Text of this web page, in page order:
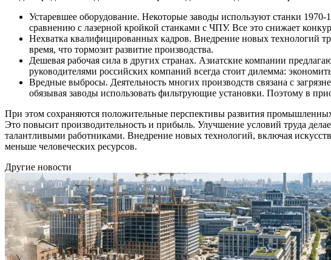
Устаревшее оборудование. Некоторые заводы используют станки
сравнению с лазерной кройкой станками с ЧПУ. Все это снижает
Нехватка квалифицированных кадров. Внедрение новых технологий
время, что тормозит развитие производства.
Дешевая рабочая сила в других странах. Азиатские компании
руководителями российских компаний всегда стоит дилемма:
Вредные выбросы. Деятельность многих производств связана с
обязывая заводы использовать фильтрующие установки. Поэтому в
При этом сохраняются положительные перспективы развития
Это повысит производительность и прибыль. Улучшение условий труда
талантливыми работниками. Внедрение новых технологий, включая
меньше человеческих ресурсов.
Другие новости